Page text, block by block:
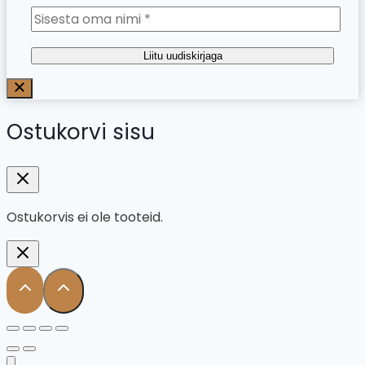
Liitu uudiskirjaga
Ostukorvi sisu
Ostukorvis ei ole tooteid.